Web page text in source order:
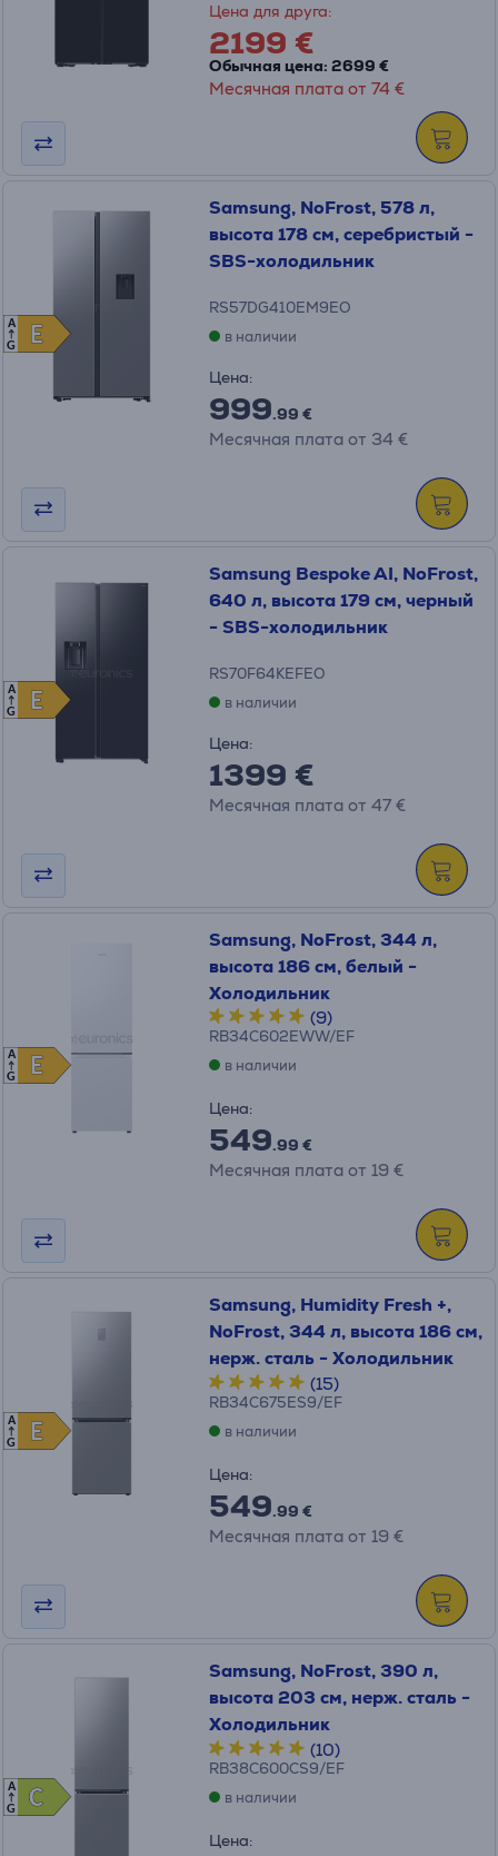
Цена для друга:
2199 €
Обычная цена: 2699 €
Месячная плата от 74 €
E
E
A
G
Samsung, NoFrost, 578 л,
высота 178 см, серебристый -
SBS-холодильник
RS57DG410EM9EO
в наличии
Цена:
999.99 €
Месячная плата от 34 €
E
E
A
G
Samsung Bespoke AI, NoFrost,
640 л, высота 179 см, черный
- SBS-холодильник
RS70F64KEFEO
в наличии
Цена:
1399 €
Месячная плата от 47 €
E
E
A
G
Samsung, NoFrost, 344 л,
высота 186 см, белый -
Холодильник
(9)
RB34C602EWW/EF
в наличии
Цена:
549.99 €
Месячная плата от 19 €
E
E
A
G
Samsung, Humidity Fresh +,
NoFrost, 344 л, высота 186 см,
нерж. сталь - Холодильник
(15)
RB34C675ES9/EF
в наличии
Цена:
549.99 €
Месячная плата от 19 €
C
C
A
G
Samsung, NoFrost, 390 л,
высота 203 см, нерж. сталь -
Холодильник
(10)
RB38C600CS9/EF
в наличии
Цена: